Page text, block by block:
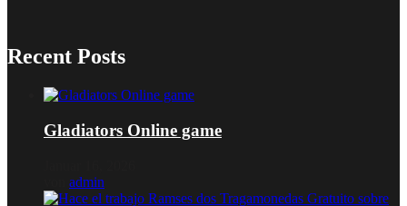
Recent Posts
Gladiators Online game
admin